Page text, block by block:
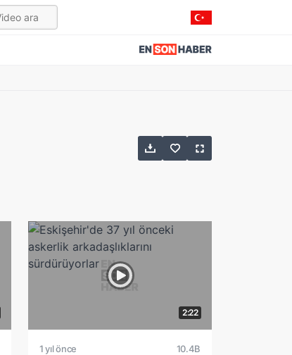
2:22
1 yıl önce 10.4B